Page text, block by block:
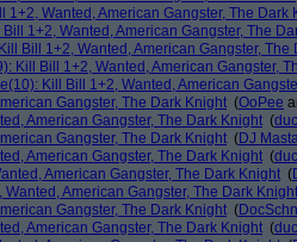
1+2, Wanted, American Gangster, The Dark
Bill 1+2, Wanted, American Gangster, The
Bill 1+2, Wanted, American Gangster, The
Kill Bill 1+2, Wanted, American Gangster,
Kill Bill 1+2, Wanted, American
Gangster, The Dark Knight (OoPee
American Gangster, The Dark Knight (
Gangster, The Dark Knight (DJ
American Gangster, The Dark Knight (
American Gangster, The Dark Knight (
Wanted, American Gangster, The Dark Knight
Gangster, The Dark Knight (
American Gangster, The Dark Knight (